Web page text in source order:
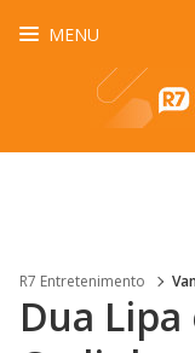
MENU
R7 Entretenimento
Dua